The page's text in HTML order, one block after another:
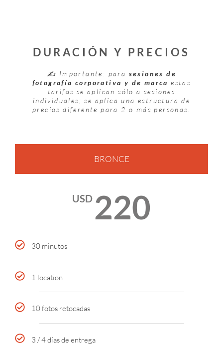
DURACIÓN Y PRECIOS
✍️ Importante: para sesiones de
fotografía corporativa y de marca estas
tarifas se aplican sólo a sesiones
individuales; se aplica una estructura de
precios diferente para 2 o más personas.
BRONCE
USD 220
30 minutos
1 location
10 fotos retocadas
3 / 4 días de entrega